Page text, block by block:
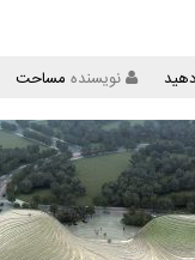
نویسنده مساحت